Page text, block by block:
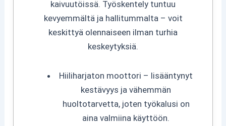
kaivuutöissä. Työskentely tuntuu
kevyemmältä ja hallitummalta – voit
keskittyä olennaiseen ilman turhia
keskeytyksiä.
Hiiliharjaton moottori – lisääntynyt
kestävyys ja vähemmän
huoltotarvetta, joten työkalusi on
aina valmiina käyttöön.